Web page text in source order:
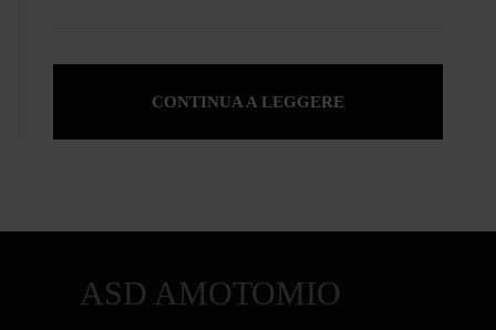
CONTINUA A LEGGERE
ASD AMOTOMIO